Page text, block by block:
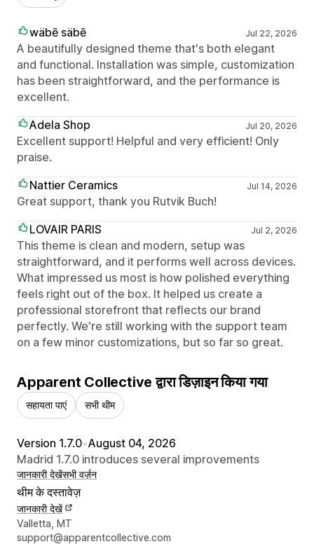
wäbē säbē Jul 22, 2026
A beautifully designed theme that's both elegant
and functional. Installation was simple, customization
has been straightforward, and the performance is
excellent.
Adela Shop
Jul 20, 2026
Excellent support! Helpful and very efficient! Only
praise.
Nattier Ceramics
Jul 14, 2026
Great support, thank you Rutvik Buch!
LOVAIR PARIS
Jul 2, 2026
This theme is clean and modern, setup was
straightforward, and it performs well across devices.
What impressed us most is how polished everything
feels right out of the box. It helped us create a
professional storefront that reflects our brand
perfectly. We're still working with the support team
on a few minor customizations, but so far so great.
Apparent Collective द्वारा डिज़ाइन किया गया
सहायता पाएं सभी थीम
Version 1.7.0•August 04, 2026
Madrid 1.7.0 introduces several improvements
जानकारी देखेंसभी वर्ज़न
थीम के दस्तावेज़
जानकारी देखें
डिज़ाइनर के संपर्क की जानकारी
Valletta, MT
support@apparentcollective.com